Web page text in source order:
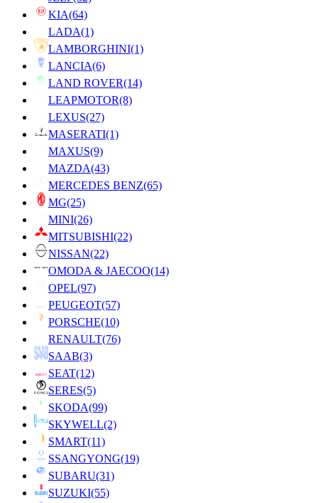
KIA(64)
LADA(1)
LAMBORGHINI(1)
LANCIA(6)
LAND ROVER(14)
LEAPMOTOR(8)
LEXUS(27)
MASERATI(1)
MAXUS(9)
MAZDA(43)
MERCEDES BENZ(65)
MG(25)
MINI(26)
MITSUBISHI(22)
NISSAN(22)
OMODA & JAECOO(14)
OPEL(97)
PEUGEOT(57)
PORSCHE(10)
RENAULT(76)
SAAB(3)
SEAT(12)
SERES(5)
SKODA(99)
SKYWELL(2)
SMART(11)
SSANGYONG(19)
SUBARU(31)
SUZUKI(55)